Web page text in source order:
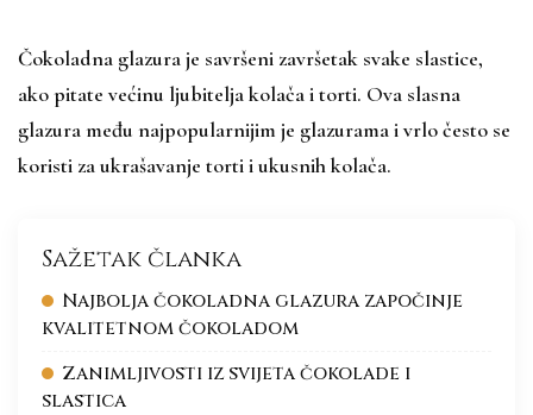
Čokoladna glazura je savršeni završetak svake slastice,
ako pitate većinu ljubitelja kolača i torti. Ova slasna
glazura među najpopularnijim je glazurama i vrlo često se
koristi za ukrašavanje torti i ukusnih kolača.
Sažetak članka
Najbolja čokoladna glazura započinje
kvalitetnom čokoladom
Zanimljivosti iz svijeta čokolade i
slastica